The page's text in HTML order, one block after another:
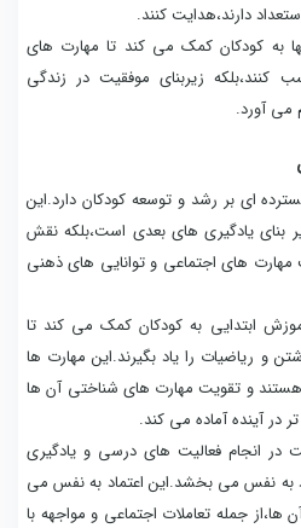
دارند،هدایت کنند.
به کودکان کمک می کند تا مهارت های
زیربنای موفقیت در زندگی
می آورد.
ای بر رشد و توسعه کودکان دارد.این
بنای یادگیری های بعدی است،بلکه نقش
های اجتماعی و توانایی های ذهنی
ابتدایی به کودکان کمک می کند تا
و ریاضیات را یاد بگیرند.این مهارت ها
و تقویت مهارت های شناختی آن ها
در آینده آماده می کند.
در انجام فعالیت های درسی و یادگیری
به نفس می بخشد.این اعتماد به نفس می
جمله تعاملات اجتماعی و مواجهه با